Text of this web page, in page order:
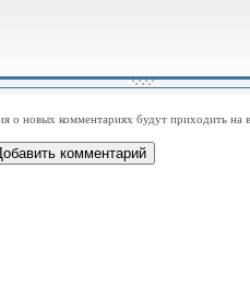
-
-
-
-
-
-
о новых комментариях будут приходить на